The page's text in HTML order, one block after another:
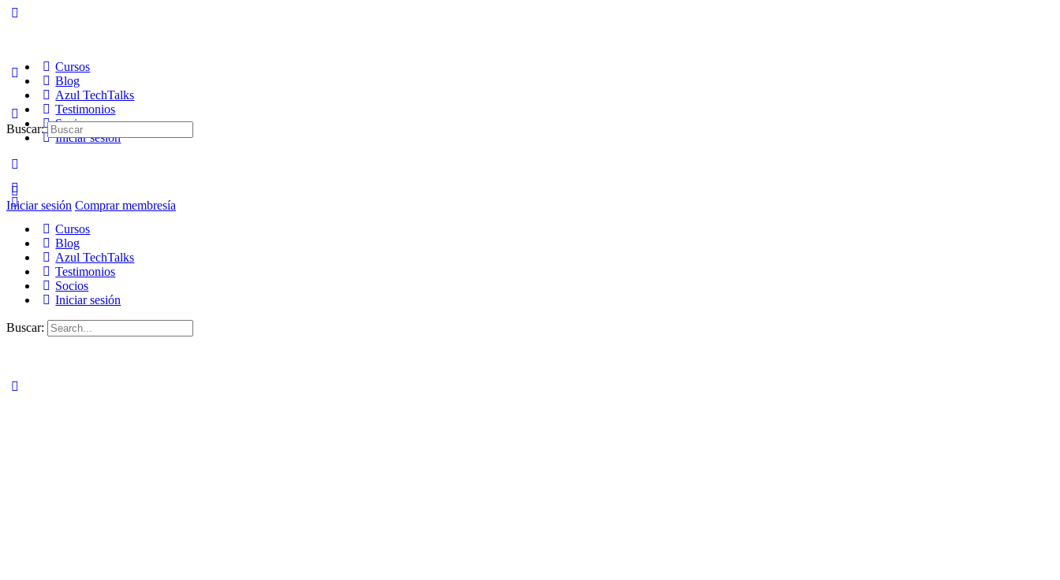
Cursos
Blog
Azul TechTalks
Testimonios
Socios
Iniciar sesión
Iniciar sesión Comprar membresía
Buscar:
Cursos
Blog
Azul TechTalks
Testimonios
Socios
Iniciar sesión
Buscar: